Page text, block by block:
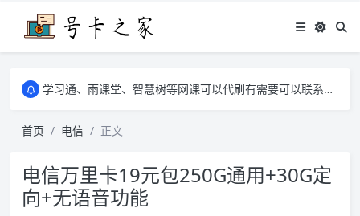
学习通、雨课堂、智慧树等网课可以代刷有需要可以联系邮箱i@tuzi.la
学习通、雨课堂、智慧树等网课可以代刷有需要可以联系邮箱i@tuzi.la
首页
电信 正文
电信万里卡19元包250G通用+30G定
向+无语音功能